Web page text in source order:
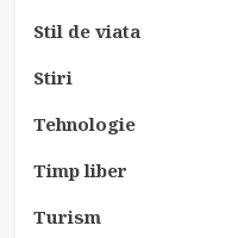
Stil de viata
Stiri
Tehnologie
Timp liber
Turism